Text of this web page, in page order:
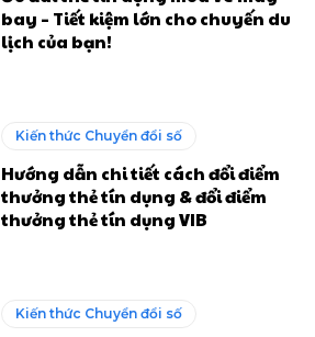
bay – Tiết kiệm lớn cho chuyến du
lịch của bạn!
Kiến thức Chuyển đổi số
Hướng dẫn chi tiết cách đổi điểm
thưởng thẻ tín dụng & đổi điểm
thưởng thẻ tín dụng VIB
Kiến thức Chuyển đổi số